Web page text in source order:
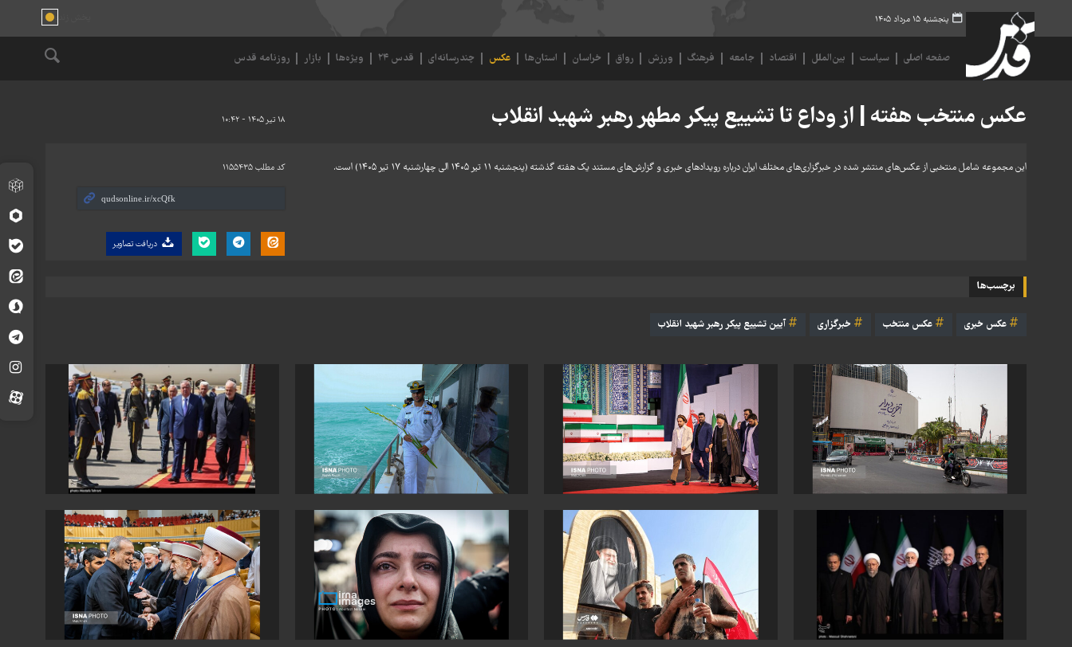
پنجشنبه ۱۵ مرداد ۱۴۰۵
صفحه اصلی سیاست بین‌الملل اقتصاد جامعه فرهنگ ورزش رواق خراسان استان‌ها عکس چندرسانه‌ای قدس ۲۴ ویژه‌ها بازار روزنامه قدس
۱۸ تیر ۱۴۰۵ - ۱۰:۴۲
کد مطلب ۱۱۵۵۴۳۵
دریافت تصاویر
عکس منتخب هفته | از وداع تا تشییع پیکر مطهر رهبر شهید انقلاب
این مجموعه شامل منتخبی از عکس‌های منتشر شده در خبرگزاری‌های مختلف ایران درباره رویدادهای خبری و گزارش‌های مستند یک هفته گذشته (پنجشنبه ۱۱ تیر ۱۴۰۵ الی چهارشنبه ۱۷ تیر ۱۴۰۵) است.
برچسب‌ها
عکس خبری عکس منتخب خبرگزاری آیین تشییع پیکر رهبر شهید انقلاب